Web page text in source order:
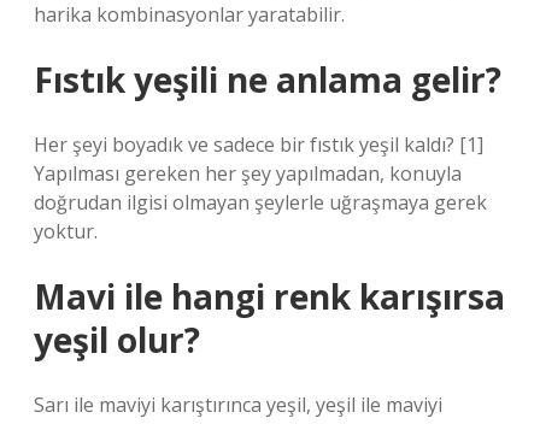
harika kombinasyonlar yaratabilir.
Fıstık yeşili ne anlama gelir?
Her şeyi boyadık ve sadece bir fıstık yeşil kaldı? [1]
Yapılması gereken her şey yapılmadan, konuyla
doğrudan ilgisi olmayan şeylerle uğraşmaya gerek
yoktur.
Mavi ile hangi renk karışırsa
yeşil olur?
Sarı ile maviyi karıştırınca yeşil, yeşil ile maviyi